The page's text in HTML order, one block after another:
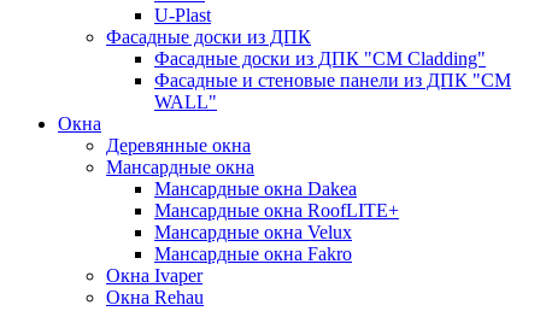
U-Plast
Фасадные доски из ДПК
Фасадные доски из ДПК "CM Cladding"
Фасадные и стеновые панели из ДПК "CM
WALL"
Окна
Деревянные окна
Мансардные окна
Мансардные окна Dakea
Мансардные окна RoofLITE+
Мансардные окна Velux
Мансардные окна Fakro
Окна Ivaper
Окна Rehau